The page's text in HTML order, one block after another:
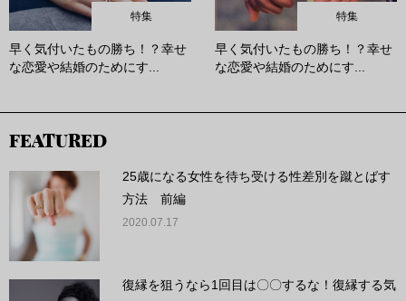
特集
早く気付いたもの勝ち！？幸せ
な恋愛や結婚のためにす...
特集
早く気付いたもの勝ち！？幸せ
な恋愛や結婚のためにす...
FEATURED
25歳になる女性を待ち受ける性差別を蹴とばす
方法 前編
2020.07.17
復縁を狙うなら1回目は〇〇するな！復縁する気